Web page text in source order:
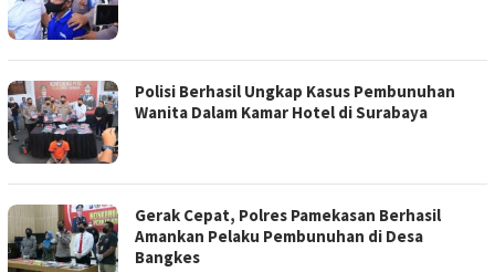
Polisi Berhasil Ungkap Kasus Pembunuhan
Wanita Dalam Kamar Hotel di Surabaya
Gerak Cepat, Polres Pamekasan Berhasil
Amankan Pelaku Pembunuhan di Desa
Bangkes